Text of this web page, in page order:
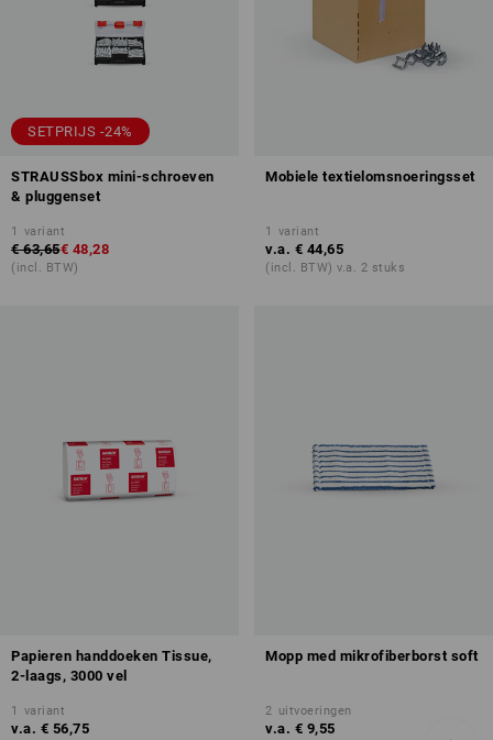
SETPRIJS -24%
STRAUSSbox mini-schroeven
& pluggenset
1 variant
€ 63,65€ 48,28
(incl. BTW)
Mobiele textielomsnoeringsset
1 variant
v.a. € 44,65
(incl. BTW) v.a. 2 stuks
Papieren handdoeken Tissue,
2-laags, 3000 vel
1 variant
v.a. € 56,75
Mopp med mikrofiberborst soft
2 uitvoeringen
v.a. € 9,55